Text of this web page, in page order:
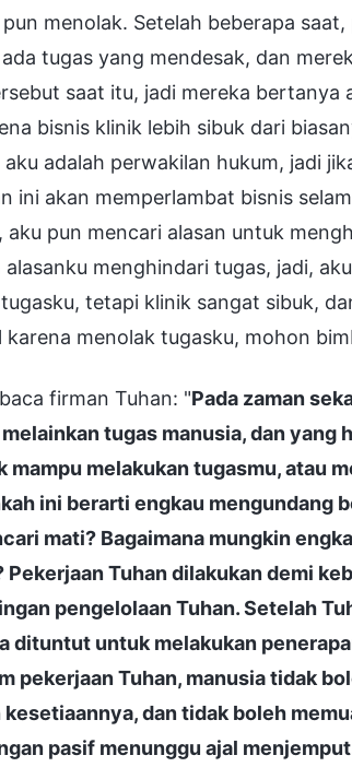
menolak. Setelah beberapa
tugas yang mendesak, dan
saat itu, jadi mereka bertanya
bisnis klinik lebih sibuk dari
adalah perwakilan hukum, jadi
ini akan memperlambat bisnis
aku pun mencari alasan untuk
menghindari tugas, jadi,
tetapi klinik sangat sibuk,
karena menolak tugasku, mohon
firman Tuhan: "Pada zaman
tugas manusia, dan yang
mampu melakukan tugasmu, atau
ini berarti engkau mengundang
mati? Bagaimana mungkin
Tuhan dilakukan demi
pengelolaan Tuhan. Setelah
dituntut untuk melakukan
pekerjaan Tuhan, manusia tidak
dan tidak boleh
pasif menunggu ajal